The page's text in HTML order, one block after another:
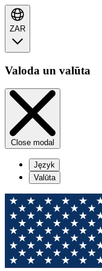
ZAR
Valoda un valūta
Close modal
Język
Valūta